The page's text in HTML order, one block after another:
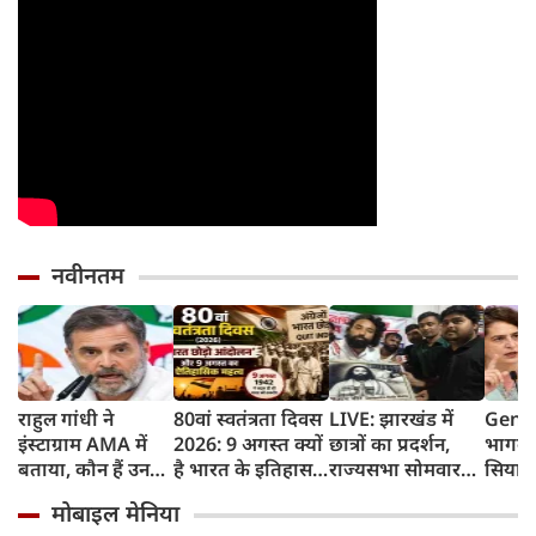
नवीनतम
राहुल गांधी ने
इंस्टाग्राम AMA में
बताया, कौन हैं उनका
80वां स्वतंत्रता दिवस
2026: 9 अगस्त क्यों
है भारत के इतिहास
जानिए भारत छोड़ो
LIVE: झारखंड में
छात्रों का प्रदर्शन,
राज्यसभा सोमवार
Gen
छात्रों
मोबाइल मेनिया